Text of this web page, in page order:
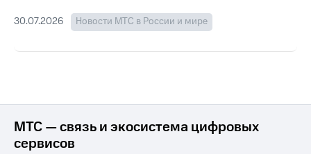
30.07.2026 Новости МТС в России и мире
МТС — связь и экосистема цифровых
сервисов